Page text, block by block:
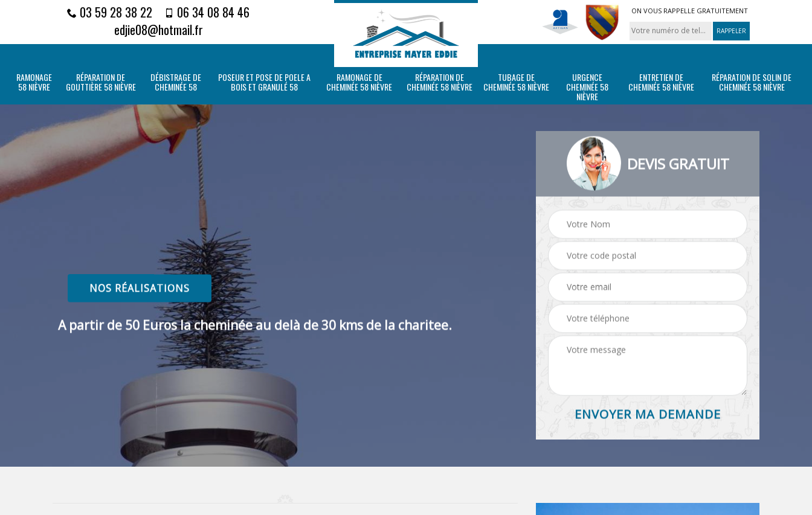
03 59 28 38 22
06 34 08 84 46
edjie08@hotmail.fr
ON VOUS RAPPELLE GRATUITEMENT
RAMONAGE
58 NIÈVRE
RÉPARATION DE
GOUTTIÈRE 58 NIÈVRE
DÉBISTRAGE DE
CHEMINÉE 58
POSEUR ET POSE DE POELE A
BOIS ET GRANULÉ 58
RAMONAGE DE
CHEMINÉE 58 NIÈVRE
RÉPARATION DE
CHEMINÉE 58 NIÈVRE
TUBAGE DE
CHEMINÉE 58 NIÈVRE
URGENCE
CHEMINÉE 58
NIÈVRE
ENTRETIEN DE
CHEMINÉE 58 NIÈVRE
RÉPARATION DE SOLIN DE
CHEMINÉE 58 NIÈVRE
NOS RÉALISATIONS
A partir de 50 Euros la cheminée au delà de 30 kms de la charitee.
DEVIS GRATUIT